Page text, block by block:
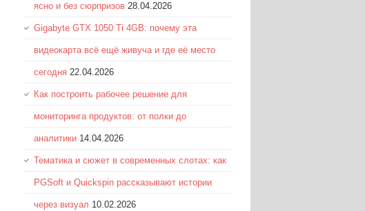
ясно и без сюрпризов 28.04.2026
Gigabyte GTX 1050 Ti 4GB: почему эта
видеокарта всё ещё живуча и где её место
сегодня 22.04.2026
Как построить рабочее решение для
мониторинга продуктов: от полки до
аналитики 14.04.2026
Тематика и сюжет в современных слотах: как
PGSoft и Quickspin рассказывают истории
через визуал 10.02.2026